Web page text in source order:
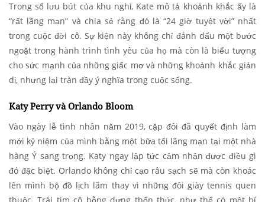
Trong sổ lưu bút của khu nghỉ, Kate mô tả khoảnh khắc ấy là
“rất lãng mạn” và chia sẻ rằng đó là “24 giờ tuyệt vời” nhất
trong cuộc đời cô. Sự kiện này không chỉ đánh dấu một bước
ngoặt trong hành trình tình yêu của họ mà còn là biểu tượng
cho sức mạnh của những giấc mơ và những khoảnh khắc giản
dị, nhưng lại tràn đầy ý nghĩa trong cuộc sống.
Katy Perry và Orlando Bloom
Vào ngày lễ tình nhân năm 2019, cặp đôi đã quyết định làm
mới kỷ niệm của mình bằng một bữa tối lãng mạn tại một nhà
hàng Ý sang trọng. Katy ngay lập tức cảm nhận được điều gì
đó đặc biệt. Orlando không chỉ cạo râu sạch sẽ mà còn khoác
lên mình bộ đồ lịch lãm thay vì những đôi giày tennis quen